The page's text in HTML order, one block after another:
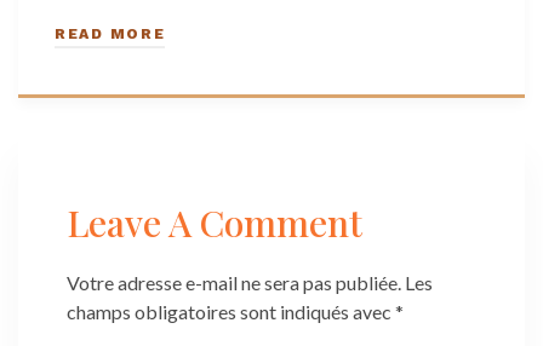
READ MORE
Leave A Comment
Votre adresse e-mail ne sera pas publiée. Les
champs obligatoires sont indiqués avec *